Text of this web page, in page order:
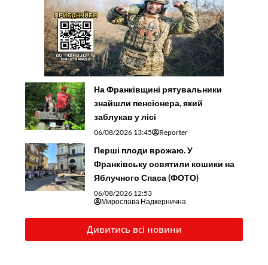
На Франківщині рятувальники
знайшли пенсіонера, який
заблукав у лісі
06/08/2026 13:45 Reporter
Перші плоди врожаю. У
Франківську освятили кошики на
Яблучного Спаса (ФОТО)
06/08/2026 12:53
Мирослава Надкернична
Дивитись всі новини